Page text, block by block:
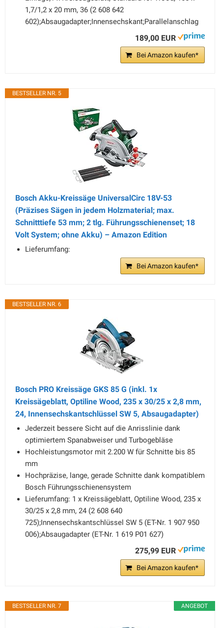
1,7/1,2 x 20 mm, 36 (2 608 642
602);Absaugadapter;Innensechskant;Parallelanschlag
189,00 EUR
Bei Amazon kaufen*
BESTSELLER NR. 5
Bosch Akku-Kreissäge UniversalCirc 18V-53
(Präzises Sägen in jedem Holzmaterial; max.
Schnitttiefe 53 mm; 2 tlg. Führungsschienenset; 18
Volt System; ohne Akku) – Amazon Edition
Lieferumfang:
Bei Amazon kaufen*
BESTSELLER NR. 6
Bosch PRO Kreissäge GKS 85 G (inkl. 1x
Kreissägeblatt, Optiline Wood, 235 x 30/25 x 2,8 mm,
24, Innensechskantschlüssel SW 5, Absaugadapter)
Jederzeit bessere Sicht auf die Anrisslinie dank
optimiertem Spanabweiser und Turbogebläse
Hochleistungsmotor mit 2.200 W für Schnitte bis 85
mm
Hochpräzise, lange, gerade Schnitte dank kompatiblem
Bosch Führungsschienensystem
Lieferumfang: 1 x Kreissägeblatt, Optiline Wood, 235 x
30/25 x 2,8 mm, 24 (2 608 640
725);Innensechskantschlüssel SW 5 (ET-Nr. 1 907 950
006);Absaugadapter (ET-Nr. 1 619 P01 627)
275,99 EUR
Bei Amazon kaufen*
ANGEBOT
BESTSELLER NR. 7